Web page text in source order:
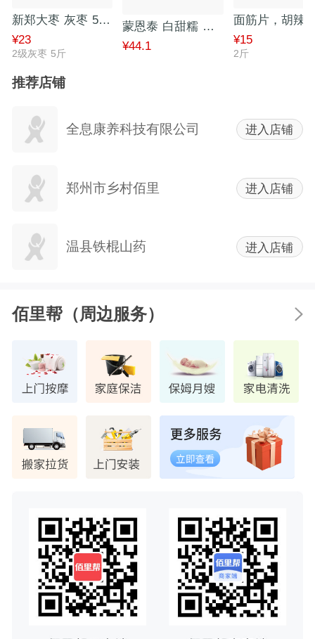
新郑大枣 灰枣 5斤装 包邮
¥23
2级灰枣 5斤
蒙恩泰 白甜糯 鲜食玉米8根装 口感香甜 香味浓郁
¥44.1
¥15
2斤
推荐店铺
全息康养科技有限公司 进入店铺
郑州市乡村佰里 进入店铺
温县铁棍山药 进入店铺
佰里帮（周边服务）